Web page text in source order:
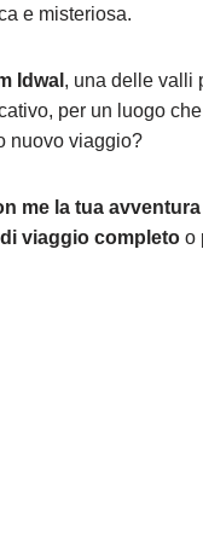
e misteriosa.
Idwal , una delle valli
per un luogo
nuovo viaggio?
me la tua avventura
viaggio completoo